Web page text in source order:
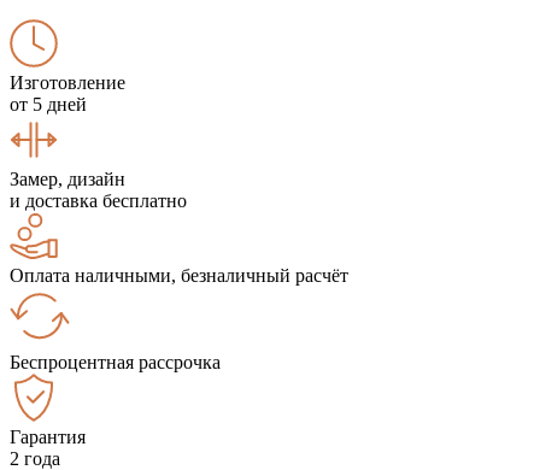
Изготовление
от 5 дней
Замер, дизайн
и доставка бесплатно
Оплата наличными, безналичный расчёт
Беспроцентная рассрочка
Гарантия
2 года